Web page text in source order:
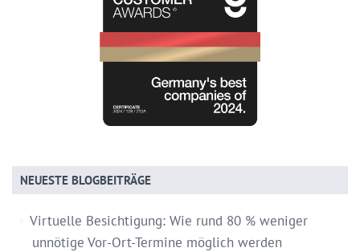
NEUESTE BLOGBEITRÄGE
Virtuelle Besichtigung: Wie rund 80 % weniger
unnötige Vor-Ort-Termine möglich werden